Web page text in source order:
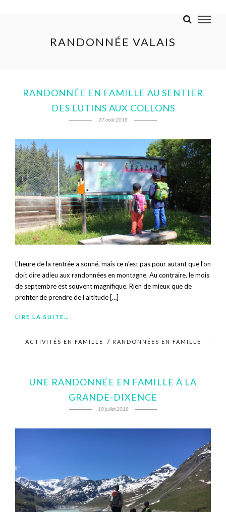
RANDONNÉE VALAIS
RANDONNÉE EN FAMILLE AU SENTIER
DES LUTINS AUX COLLONS
27 août 2018
L’heure de la rentrée a sonné, mais ce n’est pas pour autant que l’on
doit dire adieu aux randonnées en montagne. Au contraire, le mois
de septembre est souvent magnifique. Rien de mieux que de
profiter de prendre de l’altitude […]
LIRE LA SUITE…
ACTIVITÉS EN FAMILLE / RANDONNÉES EN FAMILLE
UNE RANDONNÉE EN FAMILLE À LA
GRANDE-DIXENCE
10 juillet 2018